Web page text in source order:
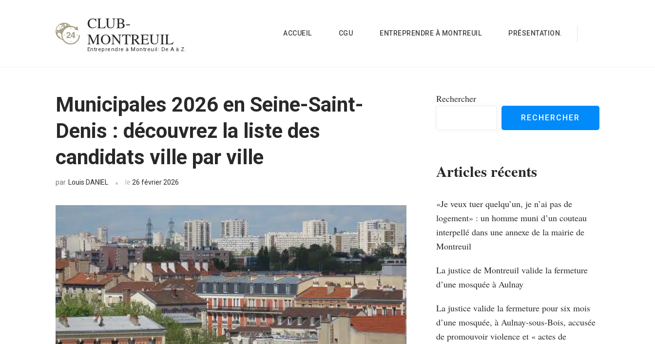
CLUB-
MONTREUIL
Entreprendre à Montreuil: De A à Z.
ACCUEIL CGU ENTREPRENDRE À MONTREUIL PRÉSENTATION.
Municipales 2026 en Seine-Saint-
Denis : découvrez la liste des
candidats ville par ville
par Louis DANIEL le 26 février 2026
Rechercher
RECHERCHER
Articles récents
«Je veux tuer quelqu’un, je n’ai pas de
logement» : un homme muni d’un couteau
interpellé dans une annexe de la mairie de
Montreuil
La justice de Montreuil valide la fermeture
d’une mosquée à Aulnay
La justice valide la fermeture pour six mois
d’une mosquée, à Aulnay-sous-Bois, accusée
de promouvoir violence et « actes de